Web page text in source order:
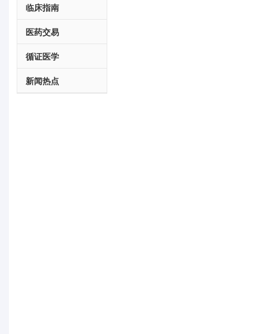
临床指南
医药交易
循证医学
新闻热点